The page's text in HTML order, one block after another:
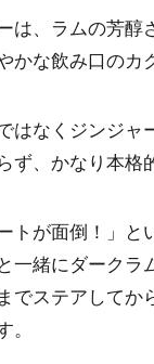
は、ラムの芳醇
かな飲み口のカ
はなくジンジャ
ず、かなり本格
トが面倒！」と
一緒にダークラ
でステアしてか
。